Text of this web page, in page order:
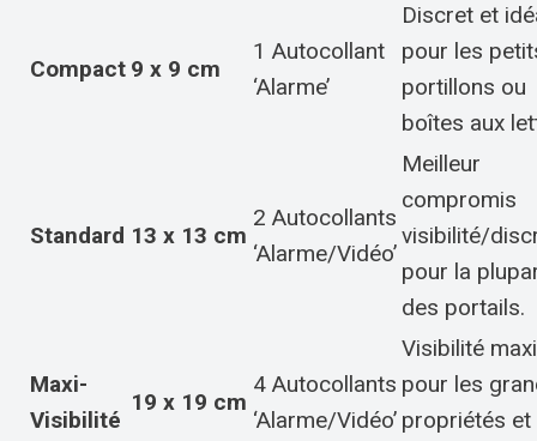
Compact 9 x 9 cm
1 Autocollant
‘Alarme’
Discret et
pour les
portillons ou
boîtes aux
Standard 13 x 13 cm
2 Autocollants
‘Alarme/Vidéo’
Meilleur
compromis
visibilité/
pour la
des portails.
Maxi-
Visibilité
19 x 19 cm
4 Autocollants
‘Alarme/Vidéo’
Visibilité
pour les
propriétés et